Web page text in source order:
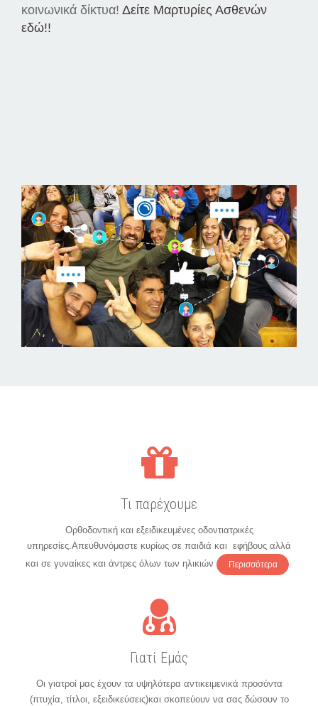
κοινωνικά δίκτυα! Δείτε Μαρτυρίες Ασθενών
εδώ!!
Τι παρέχουμε
Ορθοδοντική και εξειδικευμένες οδοντιατρικές
υπηρεσίες.Απευθυνόμαστε κυρίως σε παιδιά και εφήβους αλλά
και σε γυναίκες και άντρες όλων των ηλικιών
Περισσότερα
Γιατί Εμάς
Οι γιατροί μας έχουν τα υψηλότερα αντικειμενικά προσόντα
(πτυχία, τίτλοι, εξειδικεύσεις)και σκοπεύουν να σας δώσουν το